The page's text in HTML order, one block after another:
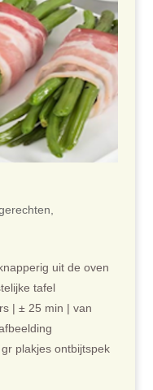
uit de oven
tafel
| ± 25 min | van
plakjes ontbijtspek